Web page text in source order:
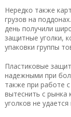
Нередко также
грузов на поддонах.
день получили
защитные уголки,
упаковки группы
Пластиковые
надежными при
также при работе
вытеснить с рынка
уголков не